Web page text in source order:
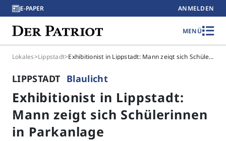
E-PAPER ANMELDEN
MENÜ
Lokales>Lippstadt> Exhibitionist in Lippstadt: Mann zeigt sich Schülerinnen in Parkanlage
LIPPSTADT Blaulicht
Exhibitionist in Lippstadt:
Mann zeigt sich Schülerinnen
in Parkanlage